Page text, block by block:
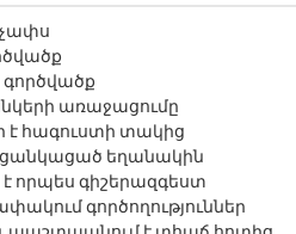
չափս
գործվածք
առաջացումը
է հագուստի տակից
եղանակին
որպես գիշերազգեստ
գործողություններ